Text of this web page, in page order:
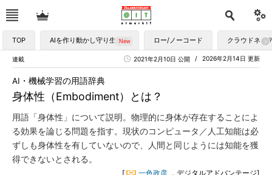
TOP AIを作り動かし守り生かす ロー/ノーコード クラウドネイ
連載 2026年2月14日 更新
2021年2月10日 公開
身体性（Embodiment）とは？
AI・機械学習の用語辞典
用語「身体性」について説明。物理的に身体が存在することによ
る効果を論じる問題を指す。現状のコンピュータ／人工知能は必
ずしも身体性を有していないので、人間と同じようには知能を獲
得できないとされる。
[ 一色政彦 ，デジタルアドバンテージ]